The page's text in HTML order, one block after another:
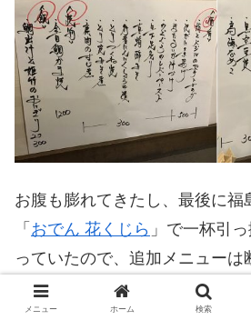
お腹も膨れてきたし、最後に福
「 おでん 花くじら 」で一杯引
っていたので、追加メニューは
朝ごはんにと「鯛出汁と姫竹
メニュー ホーム 検索